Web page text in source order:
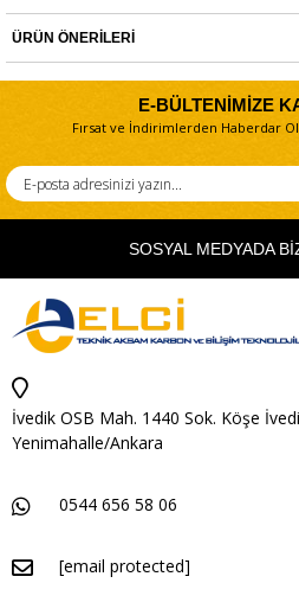
montajlarda ürünlerin iade veya değişim
Ürünlerin değişim süreçlerindeki
ÜRÜN ÖNERILERI
E-BÜLTENİMİZE
Fırsat ve İndirimlerden Haberdar
SOSYAL MEDYADA
İvedik OSB Mah. 1440 Sok. Köşe
Yenimahalle/Ankara
0544 656 58 06
[email protected]